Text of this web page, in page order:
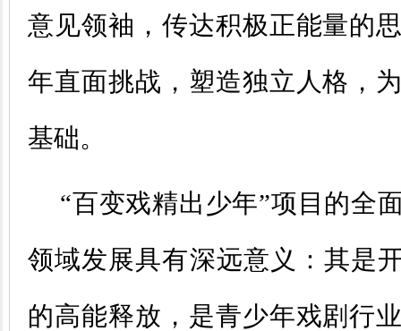
意见领袖，传达积极正能量的
年直面挑战，塑造独立人格，
基础。
“百变戏精出少年”项目的全
领域发展具有深远意义：其是
的高能释放，是青少年戏剧行